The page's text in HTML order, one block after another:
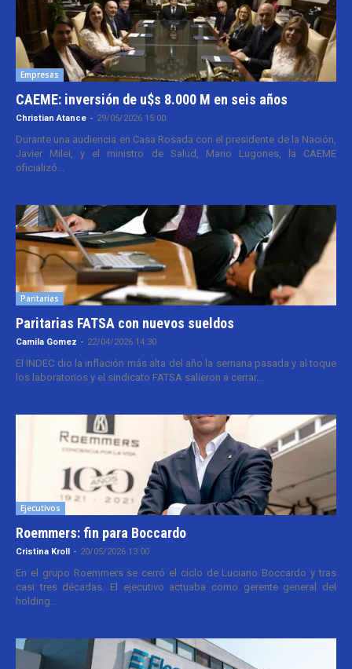
Empresas
CAEME: inversión de u$s 8.000 M en seis años
Christian Atance - 29/05/2026 15:00
Durante una audiencia en Casa Rosada con el presidente de la Nación,
Javier Milei, y el ministro de Salud, Mario Lugones, la CAEME
oficializó...
Paritarias
Paritarias FATSA con nuevos sueldos
Camila Gomez - 22/04/2026 14:30
El INDEC dio la inflación más alta del año la semana pasada y al toque
los laboratorios y el sindicato FATSA salieron a cerrar...
Ejecutivos
Roemmers: fin para Boccardo
Cristina Kroll - 20/05/2026 13:00
En el grupo Roemmers se cerró el ciclo de Luciano Boccardo y tras
casi tres décadas. El ejecutivo actuaba como gerente general del
holding...